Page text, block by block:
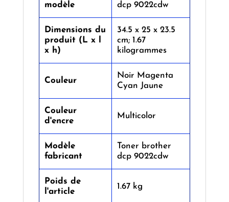
modèle
dcp 9022cdw
Dimensions du
produit (L x l
x h)
‎34.5 x 25 x 23.5
cm; 1.67
kilogrammes
Couleur
‎Noir Magenta
Cyan Jaune
Couleur
d'encre
‎Multicolor
Modèle
fabricant
‎Toner brother
dcp 9022cdw
Poids de
l'article
‎1.67 kg